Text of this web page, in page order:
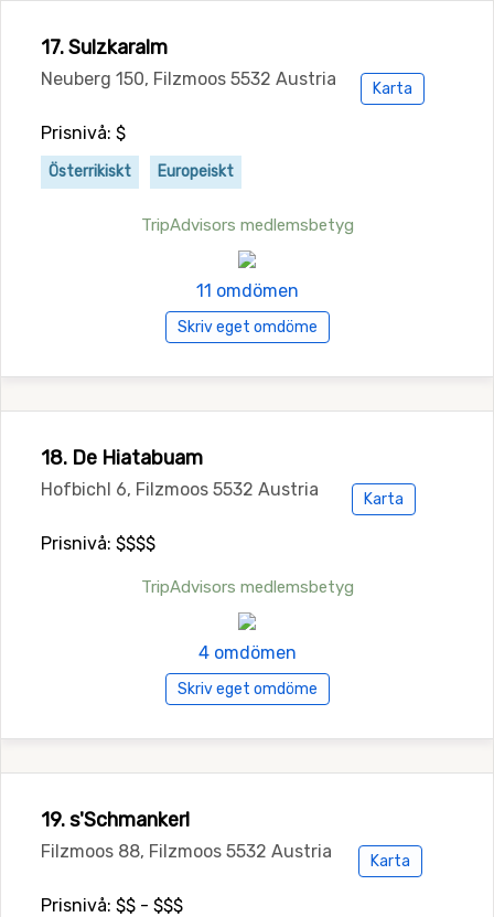
17. Sulzkaralm
Neuberg 150, Filzmoos 5532 Austria Karta
Prisnivå: $
Österrikiskt Europeiskt
TripAdvisors medlemsbetyg
11 omdömen
Skriv eget omdöme
18. De Hiatabuam
Hofbichl 6, Filzmoos 5532 Austria Karta
Prisnivå: $$$$
TripAdvisors medlemsbetyg
4 omdömen
Skriv eget omdöme
19. s'Schmankerl
Filzmoos 88, Filzmoos 5532 Austria Karta
Prisnivå: $$ - $$$